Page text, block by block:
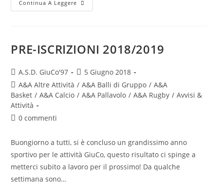
Continua A Leggere
PRE-ISCRIZIONI 2018/2019
A.S.D. GiuCo'97
5 Giugno 2018
A&A Altre Attività / A&A Balli di Gruppo / A&A
Basket / A&A Calcio / A&A Pallavolo / A&A Rugby / Avvisi &
Attività
0 commenti
Buongiorno a tutti, si è concluso un grandissimo anno
sportivo per le attività GiuCo, questo risultato ci spinge a
metterci subito a lavoro per il prossimo! Da qualche
settimana sono…